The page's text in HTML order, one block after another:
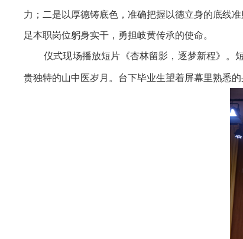
力；二是以厚德铸底色，准确把握以德立身的底线
足本职岗位躬身实干，勇担岐黄传承的使命。
仪式现场播放短片《杏林留影，逐梦新程》。
贵独特的山中医岁月。台下毕业生望着屏幕里熟悉